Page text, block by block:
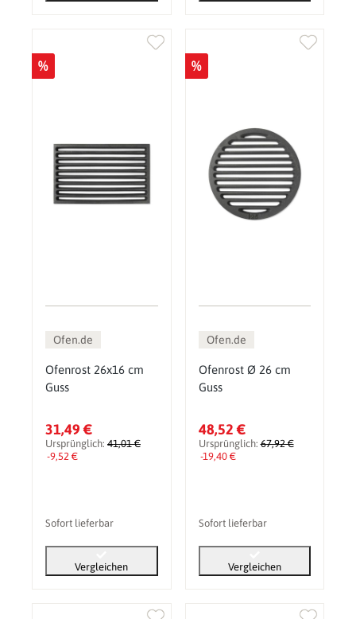
%
Ofen.de
Ofenrost 26x16 cm
Guss
31,49 €
Ursprünglich: 41,01 €
-9,52 €
Sofort lieferbar
Vergleichen
%
Ofen.de
Ofenrost Ø 26 cm
Guss
48,52 €
Ursprünglich:67,92 €
-19,40 €
Sofort lieferbar
Vergleichen